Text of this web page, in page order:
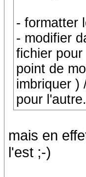
- formatter
- modifier
fichier
point de
imbriquer )
pour l'autre.
mais en
l'est ;-)